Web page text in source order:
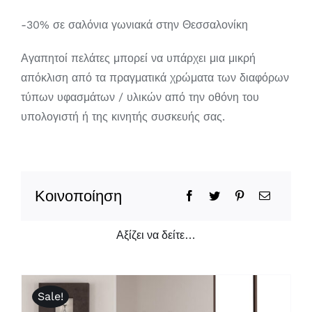
-30% σε σαλόνια γωνιακά στην Θεσσαλονίκη
Αγαπητοί πελάτες μπορεί να υπάρχει μια μικρή
απόκλιση από τα πραγματικά χρώματα των διαφόρων
τύπων υφασμάτων / υλικών από την οθόνη του
υπολογιστή ή της κινητής συσκευής σας.
Κοινοποίηση
Αξίζει να δείτε…
Sale!